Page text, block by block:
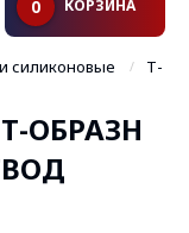
0 КОРЗИНА
силиконовые Т-
ОБРАЗН